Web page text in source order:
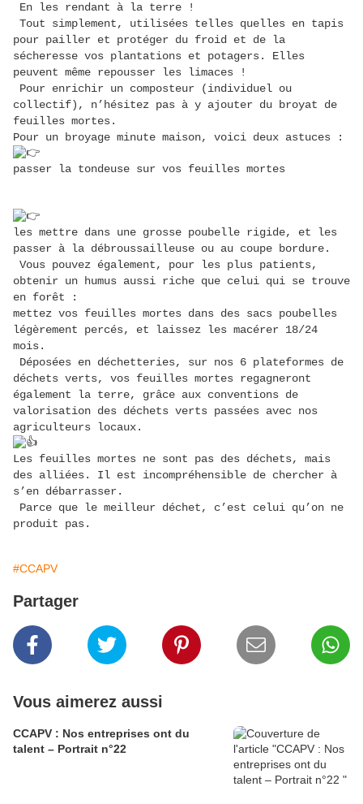
En les rendant à la terre !
Tout simplement, utilisées telles quelles en tapis
pour pailler et protéger du froid et de la
sécheresse vos plantations et potagers. Elles
peuvent même repousser les limaces !
Pour enrichir un composteur (individuel ou
collectif), n’hésitez pas à y ajouter du broyat de
feuilles mortes.
Pour un broyage minute maison, voici deux astuces :
passer la tondeuse sur vos feuilles mortes
les mettre dans une grosse poubelle rigide, et les
passer à la débroussailleuse ou au coupe bordure.
Vous pouvez également, pour les plus patients,
obtenir un humus aussi riche que celui qui se trouve
en forêt :
mettez vos feuilles mortes dans des sacs poubelles
légèrement percés, et laissez les macérer 18/24
mois.
Déposées en déchetteries, sur nos 6 plateformes de
déchets verts, vos feuilles mortes regagneront
également la terre, grâce aux conventions de
valorisation des déchets verts passées avec nos
agriculteurs locaux.
Les feuilles mortes ne sont pas des déchets, mais
des alliées. Il est incompréhensible de chercher à
s’en débarrasser.
Parce que le meilleur déchet, c’est celui qu’on ne
produit pas.
#CCAPV
Partager
Vous aimerez aussi
CCAPV : Nos entreprises ont du
talent – Portrait n°22